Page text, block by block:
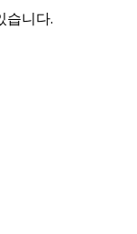
습니다.